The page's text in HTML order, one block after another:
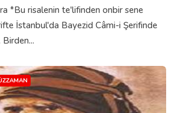
*Bu risalenin te'lifinden onbir sene
İstanbul'da Bayezid Câmi-i Şerifinde
Birden...